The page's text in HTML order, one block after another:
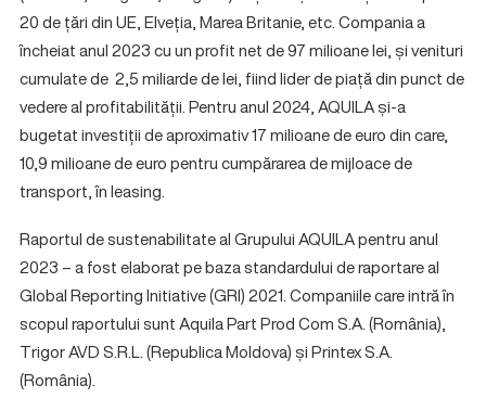
20 de țări din UE, Elveția, Marea Britanie, etc. Compania a
încheiat anul 2023 cu un profit net de 97 milioane lei, și venituri
cumulate de 2,5 miliarde de lei, fiind lider de piață din punct de
vedere al profitabilității. Pentru anul 2024, AQUILA și-a
bugetat investiții de aproximativ 17 milioane de euro din care,
10,9 milioane de euro pentru cumpărarea de mijloace de
transport, în leasing.
Raportul de sustenabilitate al Grupului AQUILA pentru anul
2023 – a fost elaborat pe baza standardului de raportare al
Global Reporting Initiative (GRI) 2021. Companiile care intră în
scopul raportului sunt Aquila Part Prod Com S.A. (România),
Trigor AVD S.R.L. (Republica Moldova) și Printex S.A.
(România).